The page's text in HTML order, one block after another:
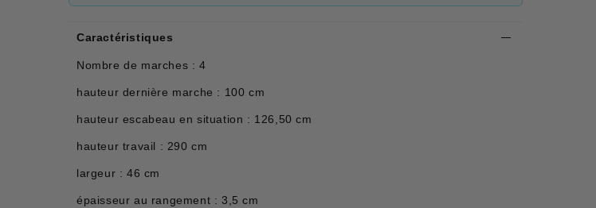
Caractéristiques
Nombre de marches : 4
hauteur dernière marche : 100 cm
hauteur escabeau en situation : 126,50 cm
hauteur travail : 290 cm
largeur : 46 cm
épaisseur au rangement : 3,5 cm